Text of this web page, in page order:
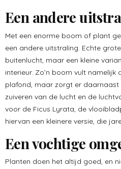
Een andere
Met een enorme boom of plant
een andere uitstraling. Echte
buitenlucht, maar een kleine
interieur. Zo’n boom vult
plafond, maar zorgt er
zuiveren van de lucht en de
voor de Ficus Lyrata, de
hiervan een kleinere versie, die
Een vochtige
Planten doen het altijd goed, en